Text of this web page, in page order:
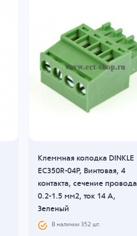
Клеммная колодка DINKLE
EC350R-04P, Винтовая, 4
контакта, сечение провода
0.2-1.5 мм2, ток 14 A,
Зеленый
В наличии 352 шт.